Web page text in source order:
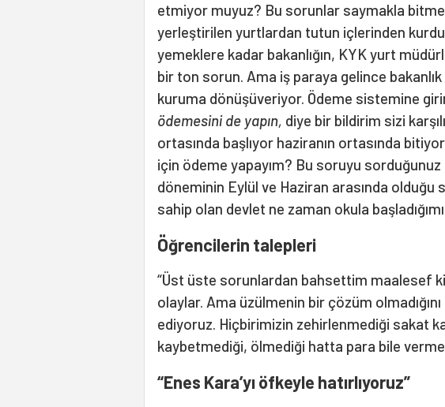
etmiyor muyuz? Bu sorunlar saymakla
yerleştirilen yurtlardan tutun içlerinden
yemeklere kadar bakanlığın, KYK yurt
bir ton sorun. Ama iş paraya gelince bakanlık
kuruma dönüşüveriyor. Ödeme sistemine
ödemesini de yapın, diye bir bildirim sizi
ortasında başlıyor haziranın ortasında
için ödeme yapayım? Bu soruyu
döneminin Eylül ve Haziran arasında
sahip olan devlet ne zaman okula
Öğrencilerin talepleri
“Üst üste sorunlardan bahsettim maalesef
olaylar. Ama üzülmenin bir çözüm
ediyoruz. Hiçbirimizin zehirlenmediği sakat
kaybetmediği, ölmediği hatta para bile
“Enes Kara’yı öfkeyle hatırlıyoruz”